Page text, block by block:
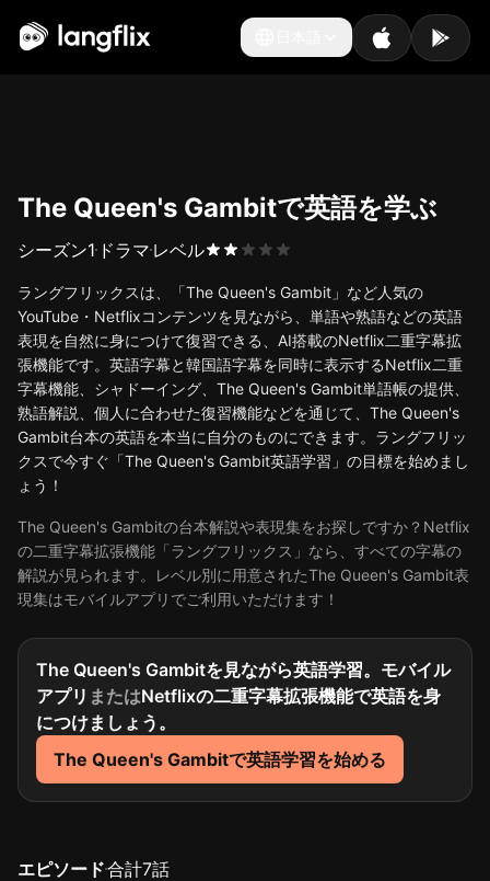
日本語
The Queen's Gambitで英語を学ぶ
シーズン1 ドラマ レベル
ラングフリックスは、「The Queen's Gambit」など人気の
YouTube・Netflixコンテンツを見ながら、単語や熟語などの英語
表現を自然に身につけて復習できる、AI搭載のNetflix二重字幕拡
張機能です。英語字幕と韓国語字幕を同時に表示するNetflix二重
字幕機能、シャドーイング、The Queen's Gambit単語帳の提供、
熟語解説、個人に合わせた復習機能などを通じて、The Queen's
Gambit台本の英語を本当に自分のものにできます。ラングフリッ
クスで今すぐ「The Queen's Gambit英語学習」の目標を始めまし
ょう！
The Queen's Gambitの台本解説や表現集をお探しですか？Netflix
の二重字幕拡張機能「ラングフリックス」なら、すべての字幕の
解説が見られます。レベル別に用意されたThe Queen's Gambit表
現集はモバイルアプリでご利用いただけます！
The Queen's Gambitを見ながら英語学習。モバイル
アプリ またはNetflixの二重字幕拡張機能で英語を身
につけましょう。
The Queen's Gambitで英語学習を始める
エピソード合計7話